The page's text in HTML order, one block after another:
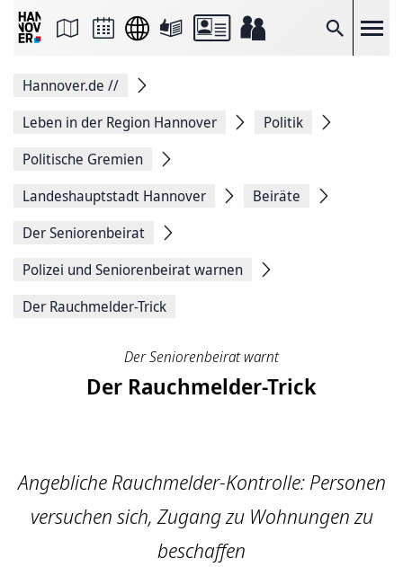
Suche
Seite
Facebook
teilen
Seitenlink
Seite
Hannover.de //
Leben in der Region Hannover
Politik
Politische Gremien
Landeshauptstadt Hannover
Beiräte
Der Seniorenbeirat
Polizei und Seniorenbeirat warnen
Der Rauchmelder-Trick
Der Seniorenbeirat warnt
Der Rauchmelder-Trick
Angebliche Rauchmelder-Kontrolle: Personen
versuchen sich, Zugang zu Wohnungen zu
beschaffen